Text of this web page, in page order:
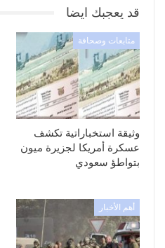
قد يعجبك ايضا
متابعات وصحافة
وثيقة استخباراتية تكشف
عسكرة أمريكا لجزيرة ميون
بتواطؤ سعودي
أهم الأخبار